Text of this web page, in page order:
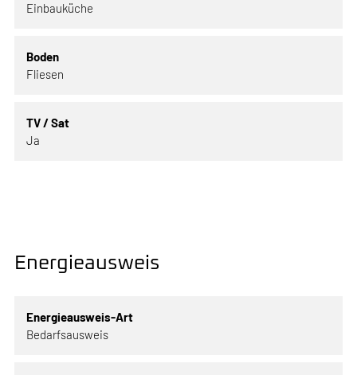
Einbauküche
Boden
Fliesen
TV / Sat
Ja
Energieausweis
Energieausweis-Art
Bedarfsausweis